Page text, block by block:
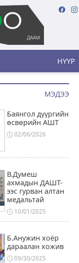
НҮҮР
МЭДЭЭ
Баянгол дүүргийн
өсвөрийн АШТ
02/06/2026
В.Думеш
ахмадын ДАШТ-
ээс гурван алтан
медальтай
10/01/2025
Б.Анужин хоёр
дараалан хожив
09/30/2025